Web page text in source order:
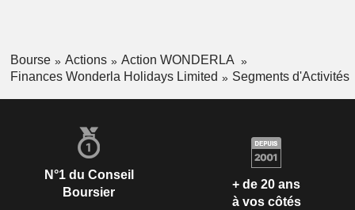
Bourse Actions
Action WONDERLA
Finances Wonderla Holidays Limited
Segments d'Activités
N°1 du Conseil
Boursier
+ de 20 ans
à vos côtés